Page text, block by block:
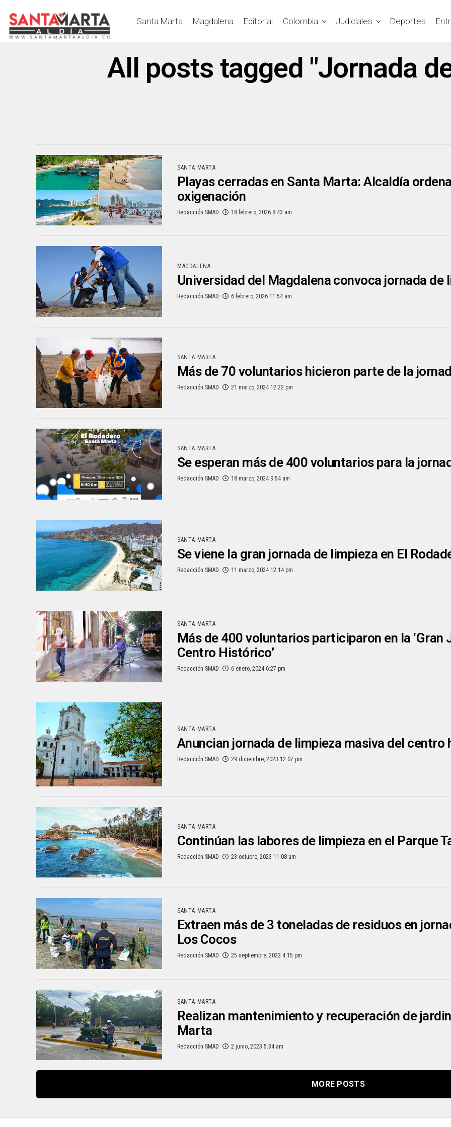
Santa Marta Magdalena Editorial Colombia Judiciales Deportes
All posts tagged "Jornada
SANTA MARTA
Playas cerradas en Santa Marta: Alcaldía
oxigenación
Redacción SMAD 18 febrero, 2026 8:43 am
MAGDALENA
Universidad del Magdalena convoca jornada de
Redacción SMAD 6 febrero, 2026 11:54 am
SANTA MARTA
Más de 70 voluntarios hicieron parte de la
Redacción SMAD 21 marzo, 2024 12:22 pm
SANTA MARTA
Se esperan más de 400 voluntarios para la
Redacción SMAD 18 marzo, 2024 9:54 am
SANTA MARTA
Se viene la gran jornada de limpieza en El
Redacción SMAD 11 marzo, 2024 12:14 pm
SANTA MARTA
Más de 400 voluntarios participaron en la ‘Gran
Centro Histórico’
Redacción SMAD 6 enero, 2024 6:27 pm
SANTA MARTA
Anuncian jornada de limpieza masiva del centro
Redacción SMAD 29 diciembre, 2023 12:07 pm
SANTA MARTA
Continúan las labores de limpieza en el Parque
Redacción SMAD 23 octubre, 2023 11:08 am
SANTA MARTA
Extraen más de 3 toneladas de residuos en
Los Cocos
Redacción SMAD 25 septiembre, 2023 4:15 pm
SANTA MARTA
Realizan mantenimiento y recuperación de
Marta
Redacción SMAD 2 junio, 2023 5:34 am
MORE POSTS